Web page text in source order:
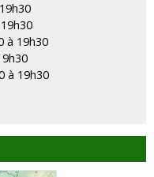
à 19h30
à 19h30